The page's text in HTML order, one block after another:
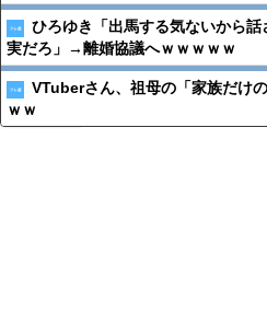
ひろゆき「出馬する気ないから
実だろ」→離婚協議へｗｗｗｗｗ
VTuberさん、祖母の「家族だけ
ｗｗ